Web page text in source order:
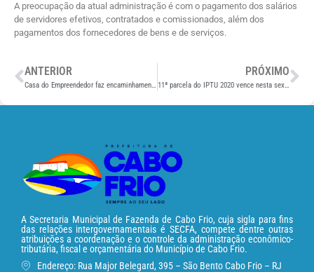
A preocupação da atual administração é com o pagamento dos salários
de servidores efetivos, contratados e comissionados, além dos
pagamentos dos fornecedores de bens e de serviços.
ANTERIOR
Casa do Empreendedor faz encaminhamento de MEIs para obtenção de crédito no Banco do Brasil
PRÓXIMO
11ª parcela do IPTU 2020 vence nesta sexta-feira (18)
A Secretaria Municipal de Fazenda de Cabo Frio, cuja sigla para fins
das relações intergovernamentais é SECFA, compete dentre outras
atribuições a coordenação e o controle da administração econômico-
tributária, fiscal e orçamentária do Município de Cabo Frio.
Endereço: Rua Major Belegard, 395 – São Bento Cabo Frio – RJ